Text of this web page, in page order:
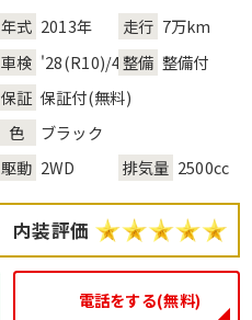
年式 2013年 走行 7万km
車検 '28(R10)/4整備 整備付
保証 保証付(無料)
色
ブラック
駆動 2WD 排気量 2500cc
内装評価
電話をする(無料)